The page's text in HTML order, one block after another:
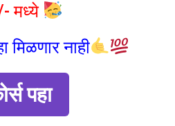
मध्ये
नाही
पहा